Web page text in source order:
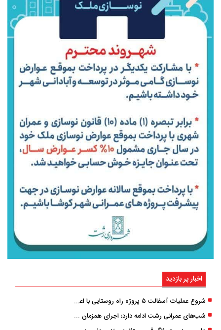
اخبار پر بازدید
شروع عملیات آسفالت ۵ پروژه راه ‌روستایی با اعتبار ۳۷۰ میلیاردی در گیلان
شب‌های عمرانی رشت ادامه دارد؛ اجرای همزمان آسفالت‌ریزی در پنج منطقه شهری